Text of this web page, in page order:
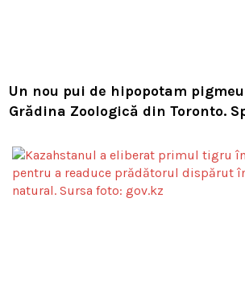
Un nou pui de hipopotam
Grădina Zoologică din Toronto.